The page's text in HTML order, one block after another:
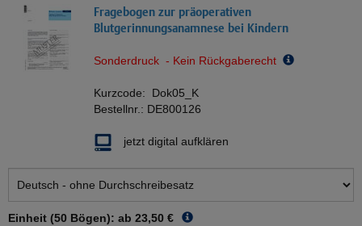
Fragebogen zur präoperativen
Blutgerinnungsanamnese bei Kindern
Sonderdruck - Kein Rückgaberecht
Kurzcode: Dok05_K
Bestellnr.: DE800126
jetzt digital aufklären
Einheit (50 Bögen): ab 23,50 €